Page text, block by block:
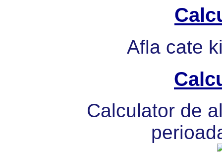
Afla cate
Calculator de